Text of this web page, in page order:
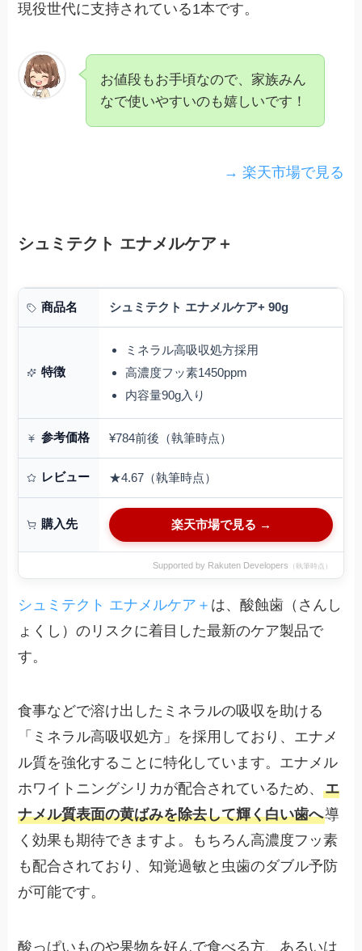
現役世代に支持されている1本です。
お値段もお手頃なので、家族みん
なで使いやすいのも嬉しいです！
→ 楽天市場で見る
シュミテクト エナメルケア＋
商品名 シュミテクト エナメルケア+ 90g
特徴
ミネラル高吸収処方採用
高濃度フッ素1450ppm
内容量90g入り
参考価格 ¥784前後（執筆時点）
レビュー ★4.67（執筆時点）
購入先 楽天市場で見る →
Supported by Rakuten Developers （執筆時点）
シュミテクト エナメルケア＋ は、酸蝕歯（さんし
ょくし）のリスクに着目した最新のケア製品で
す。
食事などで溶け出したミネラルの吸収を助ける
「ミネラル高吸収処方」を採用しており、エナメ
ル質を強化することに特化しています。エナメル
ホワイトニングシリカが配合されているため、エ
ナメル質表面の黄ばみを除去して輝く白い歯へ導
く効果も期待できますよ。もちろん高濃度フッ素
も配合されており、知覚過敏と虫歯のダブル予防
が可能です。
酸っぱいものや果物を好んで食べる方、あるいは